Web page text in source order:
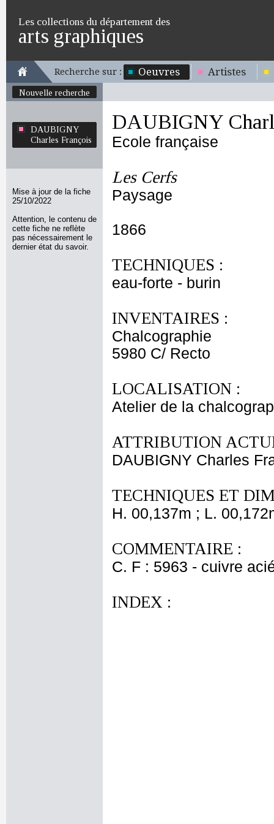
Les collections du département des
arts graphiques
Recherche sur : Oeuvres Artistes
Nouvelle recherche
DAUBIGNY
Charles François
Mise à jour de la fiche
25/10/2022
Attention, le contenu de
cette fiche ne reflète
pas nécessairement le
dernier état du savoir.
DAUBIGNY
Ecole française
Les Cerfs
Paysage
1866
TECHNIQUES :
eau-forte - burin
INVENTAIRES :
Chalcographie
5980 C/ Recto
LOCALISATION :
Atelier de la
ATTRIBUTION
DAUBIGNY Charles
TECHNIQUES ET
H. 00,137m ; L.
COMMENTAIRE :
C. F : 5963 - cuivre
INDEX :